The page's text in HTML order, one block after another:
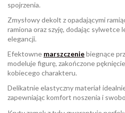
spojrzenia.
Zmysłowy dekolt z opadającymi
ramiona oraz szyję, dodając sylwetce
elegancji.
Efektowne marszczeniebiegnące
modeluje figurę, zakończone
kobiecego charakteru.
Delikatnie elastyczny materiał
zapewniając komfort noszenia i